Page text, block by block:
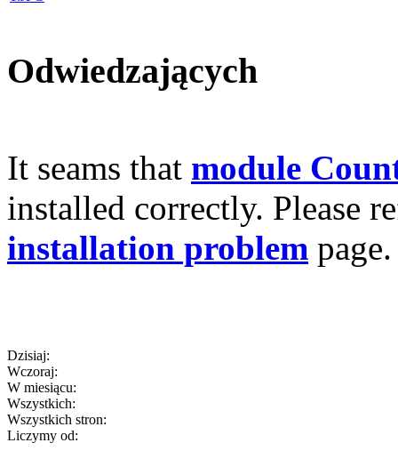
Odwiedzających
It seams that module
installed correctly. Please
installation problem page.
Dzisiaj:
Wczoraj:
W miesiącu:
Wszystkich:
Wszystkich stron:
Liczymy od: